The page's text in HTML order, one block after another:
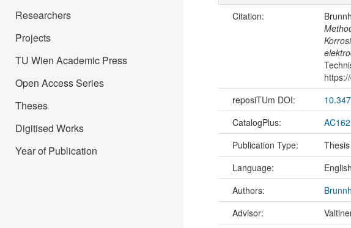
Researchers
Projects
TU Wien Academic Press
Open Access Series
Theses
Digitised Works
Year of Publication
Citation:
reposiTUm DOI:
CatalogPlus:
Publication Type:
Language:
English
Authors:
Advisor: